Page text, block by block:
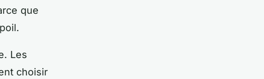
que
Les
choisir